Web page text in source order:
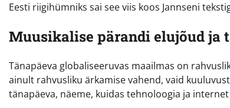
Eesti riigihümniks sai see viis koos Jannseni
Muusikalise pärandi elujõud ja
Tänapäeva globaliseeruvas maailmas on
ainult rahvusliku ärkamise vahend, vaid
tänapäeva, näeme, kuidas tehnoloogia ja